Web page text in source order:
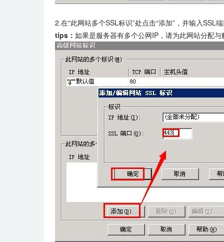
2.在“此网站多个SSL标识”处点击“添加”，并输入
tips： 如果是服务器有多个公网IP，请为此网站分配